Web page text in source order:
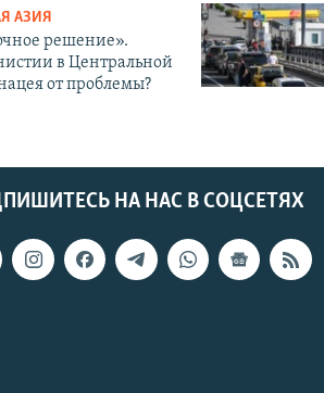
АЗИЯ
решение».
в Центральной
от проблемы?
НА НАС В СОЦСЕТЯХ